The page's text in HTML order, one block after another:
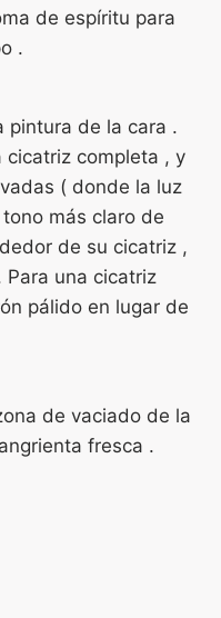
de espíritu para
.
pintura de la cara .
cicatriz completa , y
( donde la luz
más claro de
de su cicatriz ,
una cicatriz
pálido en lugar de
de vaciado de la
fresca .